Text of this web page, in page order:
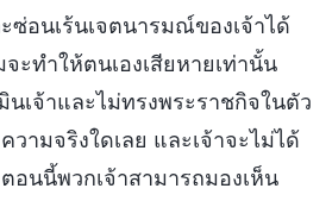
ซ่อนเร้นเจตนารมณ์ของเจ้าได้
ะทำให้ตนเองเสียหายเท่านั้น
นเจ้าและไม่ทรงพระราชกิจในตัว
วามจริงใดเลย และเจ้าจะไม่ได้
อนนี้พวกเจ้าสามารถมองเห็น